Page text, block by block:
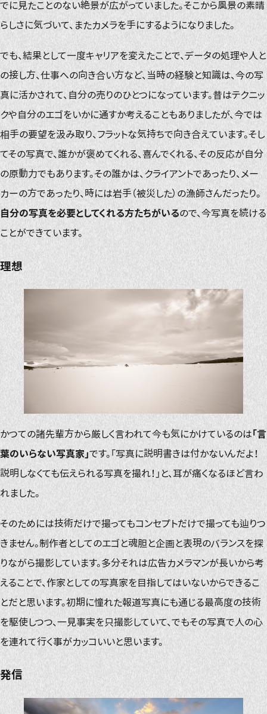
でに見たことのない絶景が広がっていました。そこから風景の素晴
らしさに気づいて、またカメラを手にするようになりました。
でも、結果として一度キャリアを変えたことで、データの処理や人と
の接し方、仕事への向き合い方など、当時の経験と知識は、今の写
真に活かされて、自分の売りのひとつになっています。昔はテクニッ
クや自分のエゴをいかに通すか考えることもありましたが、今では
相手の要望を汲み取り、フラットな気持ちで向き合えています。そし
てその写真で、誰かが褒めてくれる、喜んでくれる、その反応が自分
の原動力でもあります。その誰かは、クライアントであったり、メー
カーの方であったり、時には岩手（被災した）の漁師さんだったり。
自分の写真を必要としてくれる方たちがいるので、今写真を続ける
ことができています。
理想
かつての諸先輩方から厳しく言われて今も気にかけているのは「言
葉のいらない写真家」です。「写真に説明書きは付かないんだよ！
説明しなくても伝えられる写真を撮れ！」と、耳が痛くなるほど言わ
れました。
そのためには技術だけで撮ってもコンセプトだけで撮っても辿りつ
きません。制作者としてのエゴと魂胆と企画と表現のバランスを探
りながら撮影しています。多分それは広告カメラマンが長いから考
えることで、作家としての写真家を目指してはいないからできるこ
とだと思います。初期に憧れた報道写真にも通じる最高度の技術
を駆使しつつ、一見事実を只撮影していて、でもその写真で人の心
を連れて行く事がカッコいいと思います。
発信